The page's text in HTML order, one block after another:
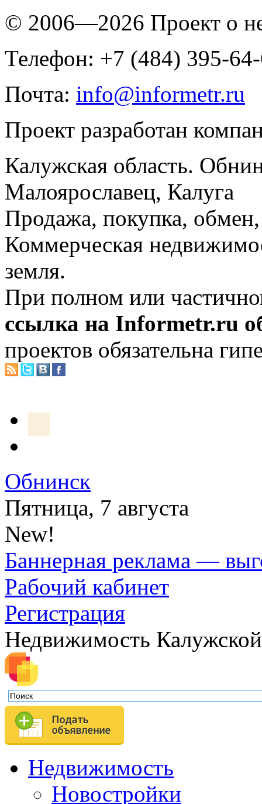
© 2006—2026 Проект о
Телефон: +7 (484) 395-
Почта: info@informetr.ru
Проект разработан
Калужская область.
Малоярославец, Калуга
Продажа, покупка, обмен,
Коммерческая
земля.
При полном или
ссылка на Informetr.ru
проектов обязательна
Обнинск
Пятница, 7 августа
New!
Баннерная реклама —
Рабочий кабинет
Регистрация
Недвижимость
Недвижимость
Новостройки